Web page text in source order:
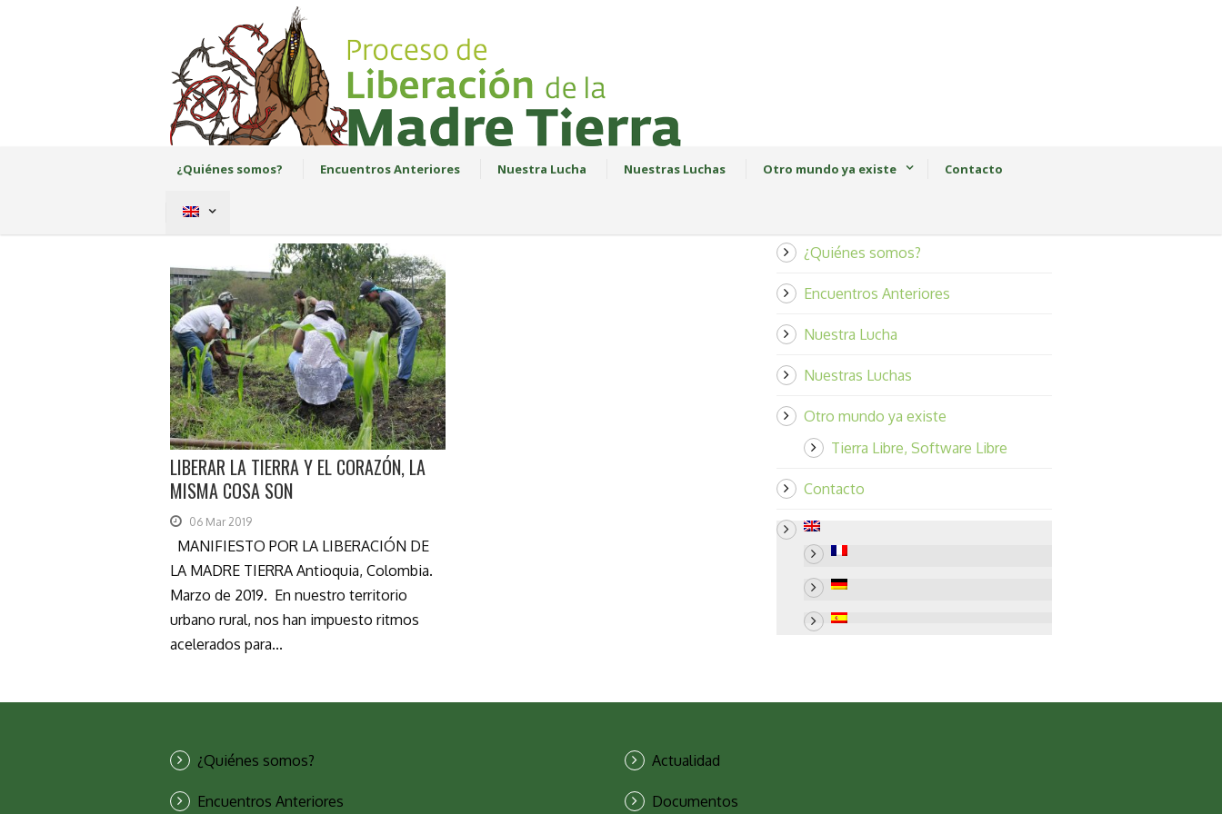
¿Quiénes somos? Encuentros Anteriores Nuestra Lucha Nuestras Luchas Otro mundo ya existe Contacto
LIBERAR LA TIERRA Y EL CORAZÓN, LA
MISMA COSA SON
06 Mar 2019
MANIFIESTO POR LA LIBERACIÓN DE
LA MADRE TIERRA Antioquia, Colombia.
Marzo de 2019. En nuestro territorio
urbano rural, nos han impuesto ritmos
acelerados para...
¿Quiénes somos?
Encuentros Anteriores
Nuestra Lucha
Nuestras Luchas
Otro mundo ya existe
Tierra Libre, Software Libre
Contacto
¿Quiénes somos?
Encuentros Anteriores
Actualidad
Documentos